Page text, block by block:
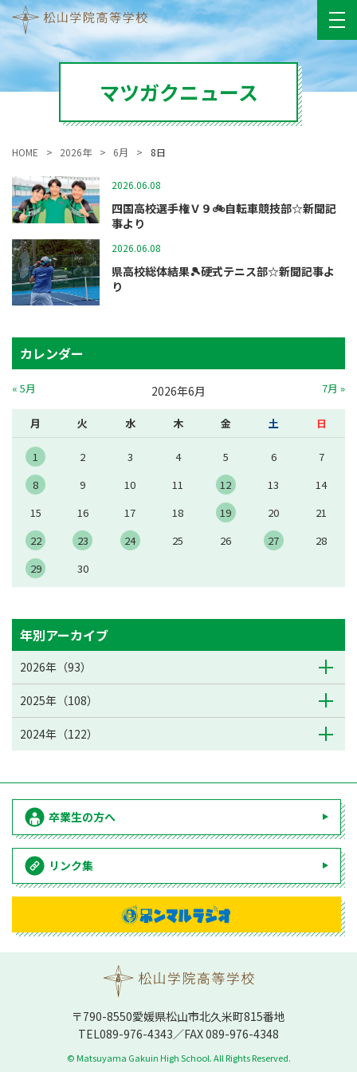
マツガクニュース
HOME 2026年 6月 8日
2026.06.08
四国高校選手権Ｖ９🚲自転車競技部☆新聞記
事より
2026.06.08
県高校総体結果🎾硬式テニス部☆新聞記事よ
り
カレンダー
2026年6月
月 火 水 木 金 土 日
1 2 3 4 5 6
7
8
9 10 11 12 13
14
15
16 17 18 19 20
21
22
23 24 25 26 27
28
29
30
« 5月 7月 »
年別アーカイブ
2026年（93）
2025年（108）
2024年（122）
卒業生の方へ
リンク集
〒790-8550愛媛県松⼭市北久⽶町815番地
TEL089-976-4343／FAX 089-976-4348
© Matsuyama Gakuin High School. All Rights Reserved.